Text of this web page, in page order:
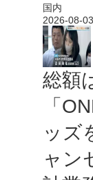
国内
2026-08-
総額
「
ッズ
ャン